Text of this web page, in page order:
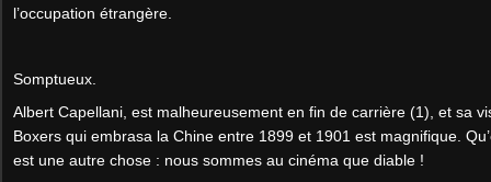
l’occupation étrangère.
Somptueux.
Albert Capellani, est malheureusement en fin de carrière (1), et sa
Boxers qui embrasa la Chine entre 1899 et 1901 est magnifique.
est une autre chose : nous sommes au cinéma que diable !